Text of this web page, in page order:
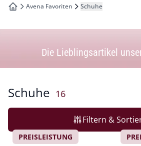
springen
zur Startseite
Avena Favoriten Schuhe
Die Lieblingsartikel
Schuhe Ergebnisse
16
Filtern &
PREISLEISTUNG